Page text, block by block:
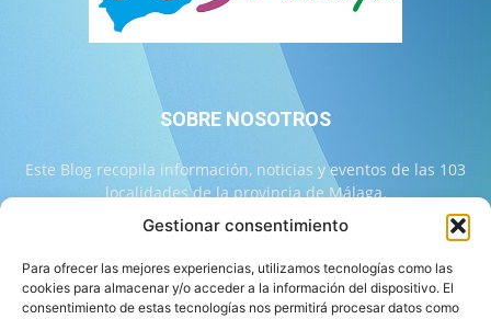
Gestionar consentimiento
Para ofrecer las mejores experiencias, utilizamos tecnologías como las
cookies para almacenar y/o acceder a la información del dispositivo. El
consentimiento de estas tecnologías nos permitirá procesar datos como
SOBRE NOSOTROS
Este Blog recopila información, noticias y eventos de las 103
localidades de la provincia de Málaga.
Contáctanos: info@103malaga.com